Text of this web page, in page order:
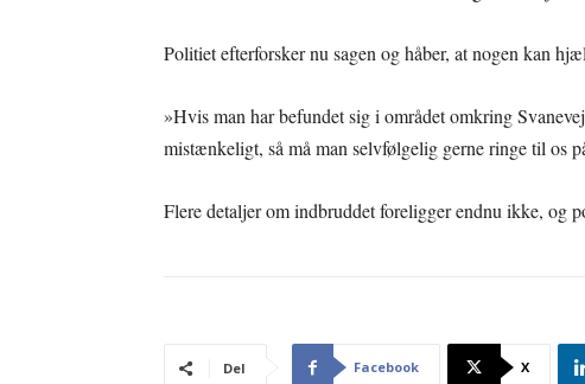
Politiet efterforsker nu sagen og håber, at nogen kan
»Hvis man har befundet sig i området omkring
mistænkeligt, så må man selvfølgelig gerne ringe til os
Flere detaljer om indbruddet foreligger endnu ikke, og
Del Facebook X